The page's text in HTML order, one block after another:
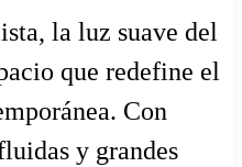
la luz suave del
que redefine el
Con
y grandes